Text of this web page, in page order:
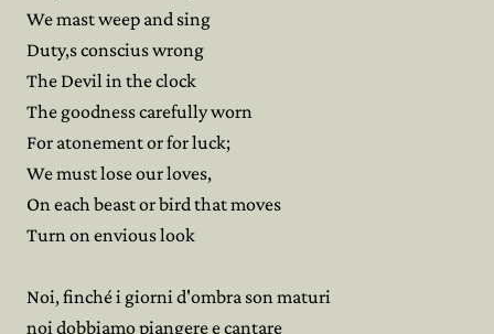
We mast weep and sing
Duty,s conscius wrong
The Devil in the clock
The goodness carefully worn
For atonement or for luck;
We must lose our loves,
On each beast or bird that moves
Turn on envious look
Noi, finché i giorni d'ombra son maturi
noi dobbiamo piangere e cantare